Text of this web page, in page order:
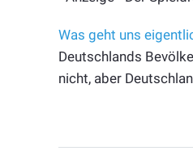
Was geht uns
Deutschlands
nicht, aber